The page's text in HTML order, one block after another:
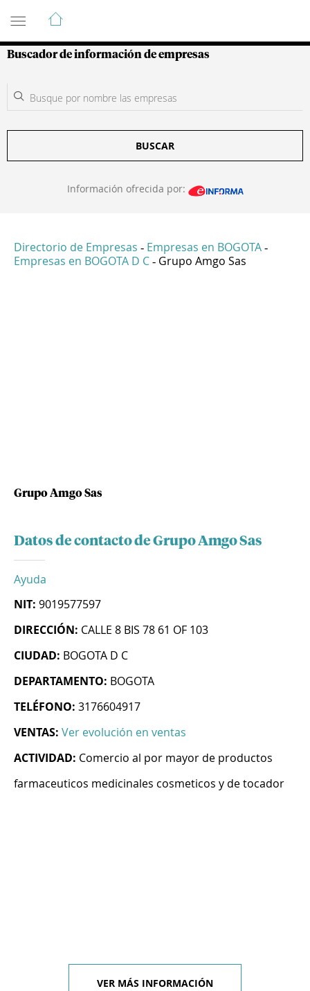
Guía de Empresas Colombianas
Buscador de información de empresas
BUSCAR
Información ofrecida por:
Directorio de Empresas - Empresas en BOGOTA -
Empresas en BOGOTA D C - Grupo Amgo Sas
Grupo Amgo Sas
Datos de contacto de Grupo Amgo Sas
Ayuda
NIT: 9019577597
DIRECCIÓN: CALLE 8 BIS 78 61 OF 103
CIUDAD: BOGOTA D C
DEPARTAMENTO: BOGOTA
TELÉFONO: 3176604917
VENTAS: Ver evolución en ventas
ACTIVIDAD: Comercio al por mayor de productos
farmaceuticos medicinales cosmeticos y de tocador
VER MÁS INFORMACIÓN